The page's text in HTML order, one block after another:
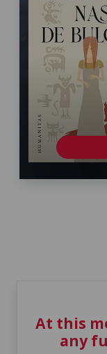
At this
any